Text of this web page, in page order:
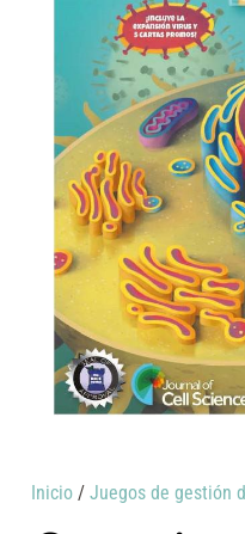
Inicio /Juegos de gestión